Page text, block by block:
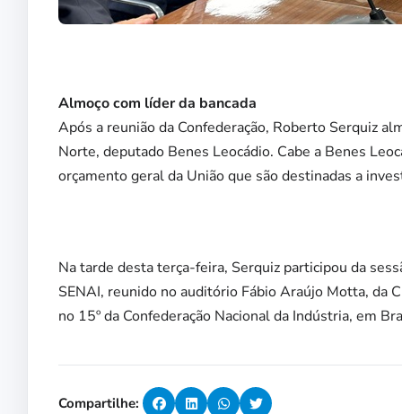
Almoço com líder da bancada
Após a reunião da Confederação, Roberto Serquiz
Norte, deputado Benes Leocádio. Cabe a Benes
orçamento geral da União que são destinadas a
Na tarde desta terça-feira, Serquiz participou da
SENAI, reunido no auditório Fábio Araújo Motta, da
no 15º da Confederação Nacional da Indústria, em
Compartilhe: